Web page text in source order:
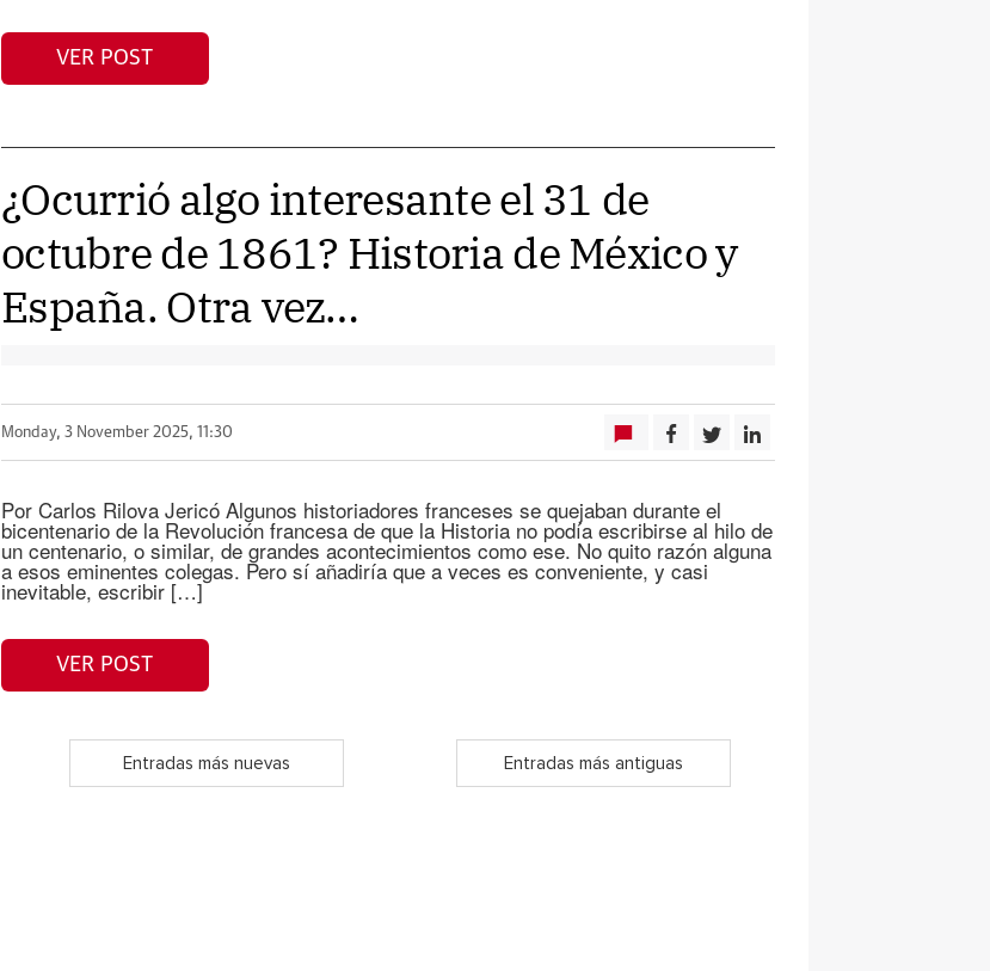
VER POST
¿Ocurrió algo interesante el 31 de
octubre de 1861? Historia de México y
España. Otra vez…
Monday, 3 November 2025, 11:30
Por Carlos Rilova Jericó Algunos historiadores franceses se quejaban durante el
bicentenario de la Revolución francesa de que la Historia no podía escribirse al hilo de
un centenario, o similar, de grandes acontecimientos como ese. No quito razón alguna
a esos eminentes colegas. Pero sí añadiría que a veces es conveniente, y casi
inevitable, escribir […]
VER POST
Entradas más nuevas Entradas más antiguas